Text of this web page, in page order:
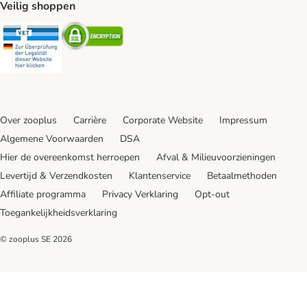
Veilig shoppen
Security Security
Over zooplus Carrière Corporate Website
Impressum
Algemene Voorwaarden
DSA
Hier de overeenkomst herroepen
Afval & Milieuvoorzieningen
Levertijd & Verzendkosten
Klantenservice
Betaalmethoden
Affiliate programma
Privacy Verklaring
Opt-out
Toegankelijkheidsverklaring
© zooplus SE 2026